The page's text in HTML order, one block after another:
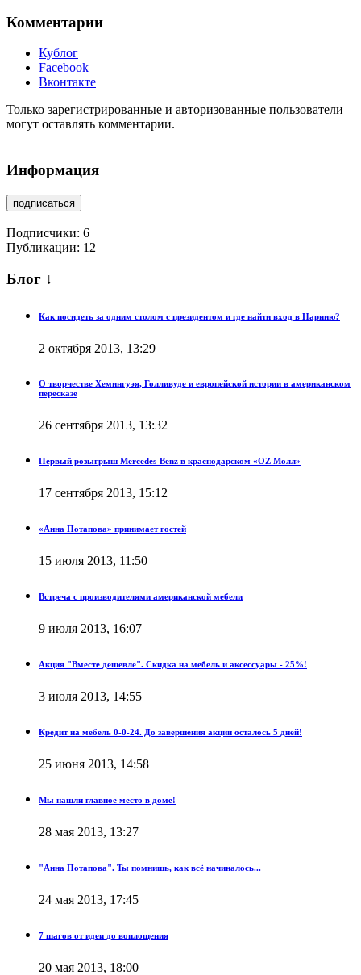
Комментарии
Кублог
Facebook
Вконтакте
Только зарегистрированные и авторизованные пользователи
могут оставлять комментарии.
Информация
подписаться
Подписчики: 6
Публикации: 12
Блог ↓
Как посидеть за одним столом с президентом и где найти вход в Нарнию?
2 октября 2013, 13:29
О творчестве Хемингуэя, Голливуде и европейской истории в американском
пересказе
26 сентября 2013, 13:32
Первый розыгрыш Mercedes-Benz в краснодарском «OZ Молл»
17 сентября 2013, 15:12
«Анна Потапова» принимает гостей
15 июля 2013, 11:50
Встреча с производителями американской мебели
9 июля 2013, 16:07
Акция "Вместе дешевле". Скидка на мебель и аксессуары - 25%!
3 июля 2013, 14:55
Кредит на мебель 0-0-24. До завершения акции осталось 5 дней!
25 июня 2013, 14:58
Мы нашли главное место в доме!
28 мая 2013, 13:27
"Анна Потапова". Ты помнишь, как всё начиналось...
24 мая 2013, 17:45
7 шагов от идеи до воплощения
20 мая 2013, 18:00